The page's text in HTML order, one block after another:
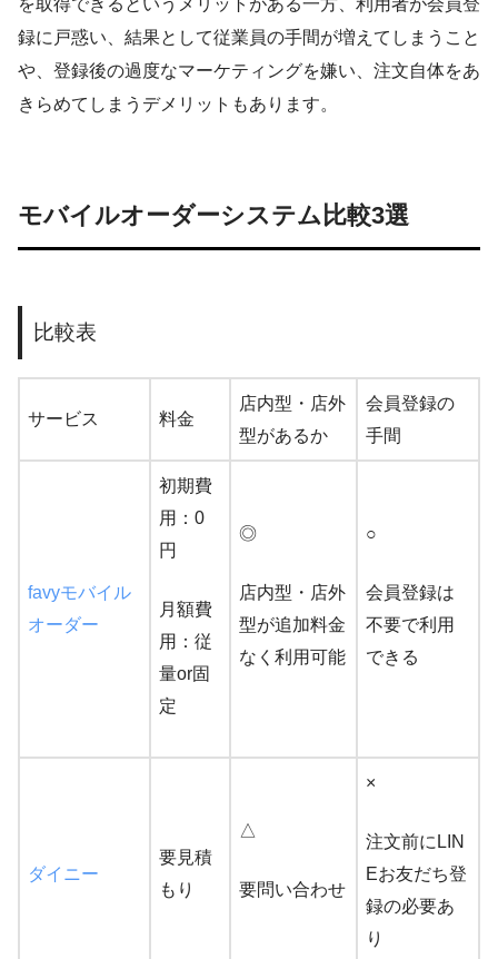
録に戸惑い、結果として従業員の手間が増えてしまうこと
や、登録後の過度なマーケティングを嫌い、注文自体をあ
きらめてしまうデメリットもあります。
モバイルオーダーシステム比較3選
比較表
サービス 料金
店内型・店外
型があるか
会員登録の
手間
favyモバイル
オーダー
初期費
用：0
円
月額費
用：従
量or固
定
◎
店内型・店外
型が追加料金
なく利用可能
○
会員登録は
不要で利用
できる
ダイニー
要見積
もり
△
要問い合わせ
×
注文前にLIN
Eお友だち登
録の必要あ
り